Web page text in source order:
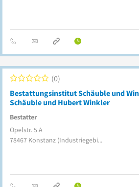
Bestattungsinstitut Schäuble und
Schäuble und Hubert Winkler
Bestatter
0
Opelstr. 5 A
78467 Konstanz (Industriegebiet)